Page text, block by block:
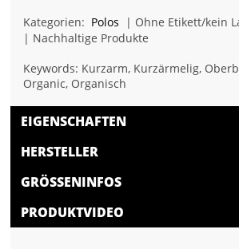
Kategorien: Polos
| Ohne Etikett/kein
| Nachhaltige Produkte
Keywords: Kurzarm, Kurzärmelig,
Organic, Organisch
EIGENSCHAFTEN
HERSTELLER
GRÖSSENINFOS
PRODUKTVIDEO